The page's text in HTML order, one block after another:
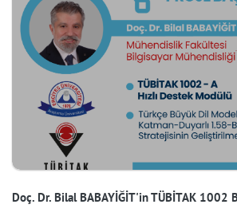
Doç. Dr. Bilal BABAYİĞİT'in TÜBİTAK 1002